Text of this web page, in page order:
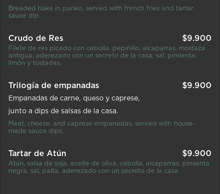
Breaded hake in panko, served with french fries and tartar
sauce dip.
Crudo de Res $9.900
Filete de res picado con cebolla, pepinillo, alcaparras, mostaza
antigua, aderezado con un secreto de la casa, sal, pimienta,
limón y tostadas.
Trilogía de empanadas $9.900
Empanadas de carne queso y caprese
junto a dips de salsas de la casa.
Meat, cheese, and caprese empanadas, served with house-
made sauce dips.
Tartar de Atún $9.900
Atún, salsa de soja, aceite de oliva, cebolla, alcaparras, pimienta
negra, sal, palta, aderezado con un secreto de la casa.